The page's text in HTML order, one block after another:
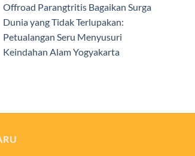
Offroad Parangtritis Bagaikan Surga
Dunia yang Tidak Terlupakan:
Petualangan Seru Menyusuri
Keindahan Alam Yogyakarta